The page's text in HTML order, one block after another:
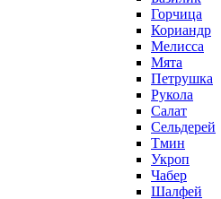
Горчица
Кориандр
Мелисса
Мята
Петрушка
Рукола
Салат
Сельдерей
Тмин
Укроп
Чабер
Шалфей